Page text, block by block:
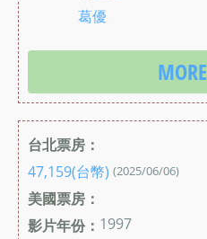
葛優
MORE
台北票房：
47,159(台幣) (2025/06/06)
美國票房：
影片年份： 1997